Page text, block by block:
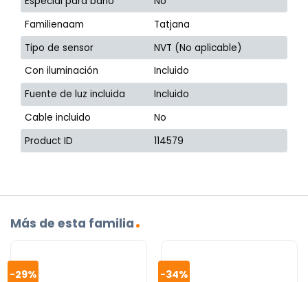
Familienaam
Tatjana
Tipo de sensor
NVT (No aplicable)
Con iluminación
Incluido
Fuente de luz incluida
Incluido
Cable incluido
No
Product ID
114579
Más de esta familia
-29% -34%